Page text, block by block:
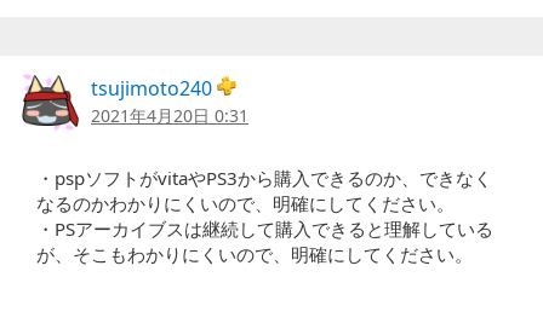
tsujimoto240
2021年4月20日 0:31
・pspソフトがvitaやPS3から購入できるのか、できなく
なるのかわかりにくいので、明確にしてください。
・PSアーカイブスは継続して購入できると理解している
が、そこもわかりにくいので、明確にしてください。